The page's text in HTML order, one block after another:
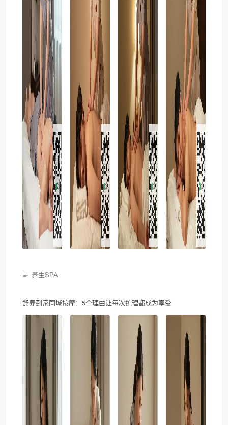
养生SPA
舒养到家同城按摩：5个理由让每次护理都成为享受